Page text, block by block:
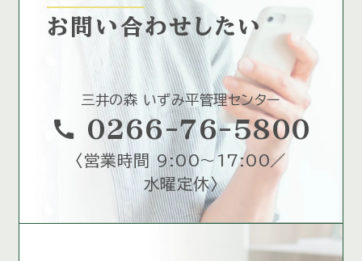
お問い合わせしたい
三井の森 いずみ平管理センター
call 0266-76-5800
〈 営業時間 9:00～17:00／
水曜定休〉